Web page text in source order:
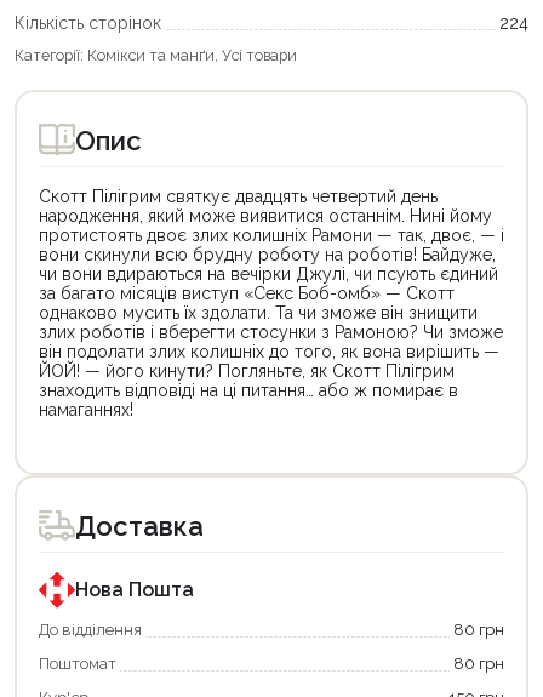
Кількість сторінок
224
Категорії: Комікси та манґи Усі товари
Опис
Скотт Пілігрим святкує двадцять четвертий день
народження, який може виявитися останнім. Нині йому
протистоять двоє злих колишніх Рамони — так, двоє, — і
вони скинули всю брудну роботу на роботів! Байдуже,
чи вони вдираються на вечірки Джулі, чи псують єдиний
за багато місяців виступ «Секс Боб-омб» — Скотт
однаково мусить їх здолати. Та чи зможе він знищити
злих роботів і вберегти стосунки з Рамоною? Чи зможе
він подолати злих колишніх до того, як вона вирішить —
ЙОЙ! — його кинути? Погляньте, як Скотт Пілігрим
знаходить відповіді на ці питання… або ж помирає в
намаганнях!
товар
для
покупки
державною
програмою
єКнига.
Використовуйте
карту
товар
для
покупки
державною
програмою
«Національний
кешбек».
покупку
Доставка
Нова Пошта
До відділення
80 грн
Поштомат
80 грн